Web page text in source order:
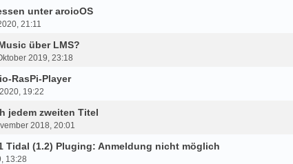
unter aroioOS
21:11
über LMS?
2019, 23:18
RasPi-Player
19:22
jedem zweiten Titel
2018, 20:01
Tidal (1.2) Pluging: Anmeldung nicht möglich
13:28